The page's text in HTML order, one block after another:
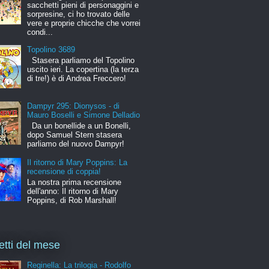
sacchetti pieni di personaggini e
sorpresine, ci ho trovato delle
vere e proprie chicche che vorrei
condi...
Topolino 3689
Stasera parliamo del Topolino
uscito ieri. La copertina (la terza
di tre!) è di Andrea Freccero!
Dampyr 295: Dionysos - di
Mauro Boselli e Simone Delladio
Da un bonellide a un Bonelli,
dopo Samuel Stern stasera
parliamo del nuovo Dampyr!
Il ritorno di Mary Poppins: La
recensione di coppia!
La nostra prima recensione
dell'anno: Il ritorno di Mary
Poppins, di Rob Marshall!
del mese
Reginella: La trilogia - Rodolfo